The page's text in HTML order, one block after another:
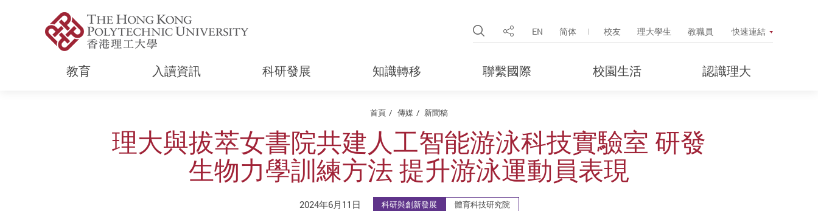
Open Site Search Popup
分享 EN 简体 校友 理大學生 教職員 快速連結
教育 入讀資訊 科研發展 知識轉移 聯繫國際 校園生活 認識理大
首頁 傳媒 新聞稿
理大與拔萃女書院共建人工智能游泳科技實驗室 研發
生物力學訓練方法 提升游泳運動員表現
2024年6月11日 科研與創新發展 體育科技研究院